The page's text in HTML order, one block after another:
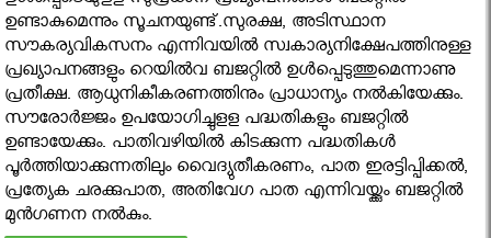
ഉണ്ടാകുമെന്നും സൂചനയുണ്ട്.സുരക്ഷ, അടിസ്ഥാന
സൗകര്യവികസനം എന്നിവയില്‍ സ്വകാര്യനിക്ഷേപത്തിനുള്ള
പ്രഖ്യാപനങ്ങളും റെയില്‍വ ബജറ്റില്‍ ഉള്‍പ്പെടുത്തുമെന്നാണു
പ്രതീക്ഷ. ആധുനികീകരണത്തിനും പ്രാധാന്യം നല്‍കിയേക്കും.
സൗരോര്‍ജ്ജം ഉപയോഗിച്ചുളള പദ്ധതികളും ബജറ്റില്‍
ഉണ്ടായേക്കും. പാതിവഴിയില്‍ കിടക്കുന്ന പദ്ധതികള്‍
പൂര്‍ത്തിയാക്കുന്നതിലും വൈദ്യുതീകരണം, പാത ഇരട്ടിപ്പിക്കല്‍,
പ്രത്യേക ചരക്കുപാത, അതിവേഗ പാത എന്നിവയ്ക്കും ബജറ്റില്‍
മുന്‍ഗണന നല്‍കും.